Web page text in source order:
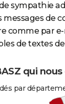
sympathie
messages de
comme par e-
de textes
qui
par